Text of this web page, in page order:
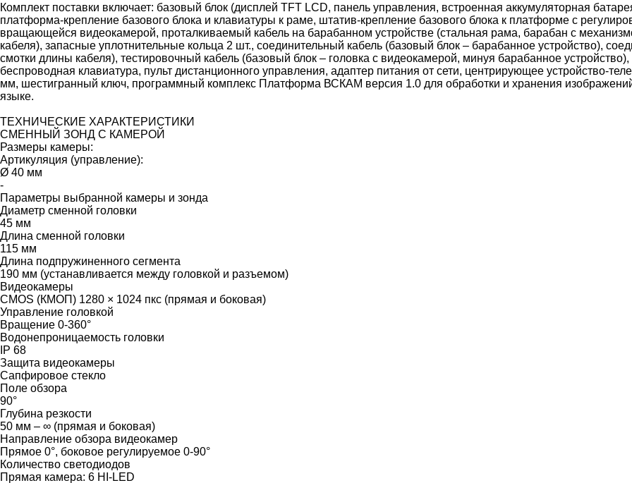
Комплект поставки включает: базовый блок (дисплей TFT LCD, панель управления, встроенная аккумуляторная
платформа-крепление базового блока и клавиатуры к раме, штатив-крепление базового блока к платформе с
вращающейся видеокамерой, проталкиваемый кабель на барабанном устройстве (стальная рама, барабан с
кабеля), запасные уплотнительные кольца 2 шт., соединительный кабель (базовый блок – барабанное устройство),
смотки длины кабеля), тестировочный кабель (базовый блок – головка с видеокамерой, минуя барабанное
беспроводная клавиатура, пульт дистанционного управления, адаптер питания от сети, центрирующее устройство-
мм, шестигранный ключ, программный комплекс Платформа ВСКАМ версия 1.0 для обработки и хранения изображений
языке.
ТЕХНИЧЕСКИЕ ХАРАКТЕРИСТИКИ
СМЕННЫЙ ЗОНД С КАМЕРОЙ
Размеры камеры:
Артикуляция (управление):
Ø 40 мм
-
Параметры выбранной камеры и зонда
Диаметр сменной головки
45 мм
Длина сменной головки
115 мм
Длина подпружиненного сегмента
190 мм (устанавливается между головкой и разъемом)
Видеокамеры
CMOS (КМОП) 1280 × 1024 пкс (прямая и боковая)
Управление головкой
Вращение 0-360°
Водонепроницаемость головки
IP 68
Защита видеокамеры
Сапфировое стекло
Поле обзора
90°
Глубина резкости
50 мм – ∞ (прямая и боковая)
Направление обзора видеокамер
Прямое 0°, боковое регулируемое 0-90°
Количество светодиодов
Прямая камера: 6 HI-LED